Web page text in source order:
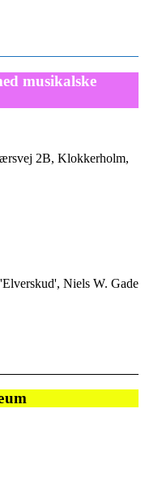
musikalske
2B, Klokkerholm,
Niels W. Gade